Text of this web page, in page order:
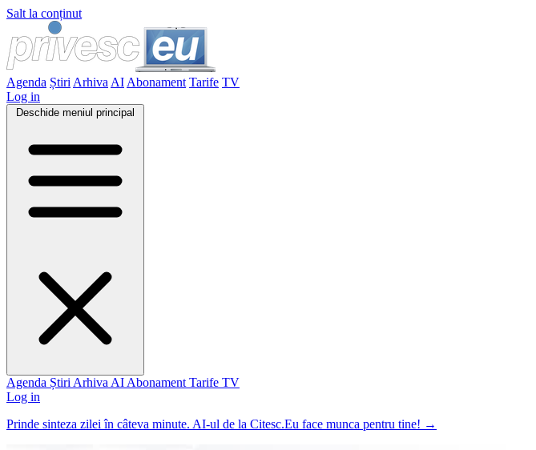
Salt la conținut
Agenda Știri Arhiva AI Abonament Tarife TV
Log in
Deschide meniul principal
Agenda Știri Arhiva AI Abonament Tarife TV
Log in
Prinde sinteza zilei în câteva minute. AI-ul de la Citesc.Eu face munca pentru tine! →